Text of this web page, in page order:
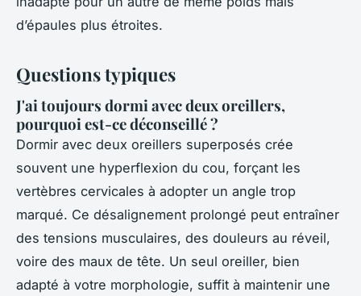
d’épaules plus étroites.
Questions typiques
J'ai toujours dormi avec deux oreillers,
pourquoi est-ce déconseillé ?
Dormir avec deux oreillers superposés crée
souvent une hyperflexion du cou, forçant les
vertèbres cervicales à adopter un angle trop
marqué. Ce désalignement prolongé peut entraîner
des tensions musculaires, des douleurs au réveil,
voire des maux de tête. Un seul oreiller, bien
adapté à votre morphologie, suffit à maintenir une